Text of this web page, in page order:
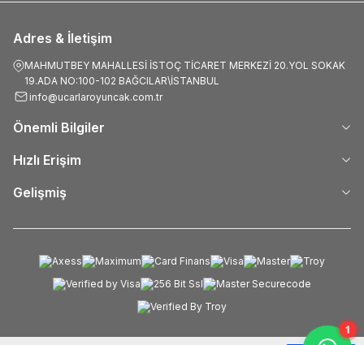
1
Adres & İletişim
MAHMUTBEY MAHALLESİ İSTOÇ TİCARET MERKEZİ 20.YOL SOKAK
19.ADA NO:100-102 BAĞCILAR\İSTANBUL
info@ucarlaroyuncak.com.tr
Önemli Bilgiler
Hızlı Erişim
Gelişmiş